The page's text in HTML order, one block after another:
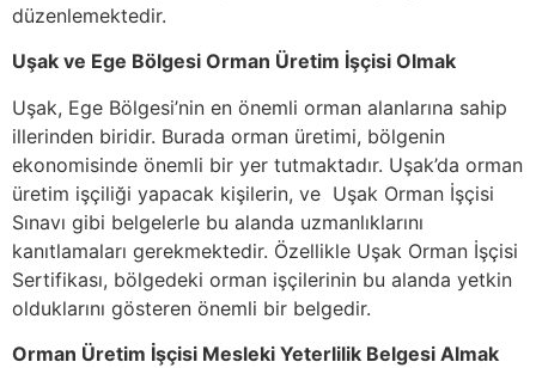
düzenlemektedir.
Uşak ve Ege Bölgesi Orman Üretim İşçisi Olmak
Uşak, Ege Bölgesi’nin en önemli orman alanlarına sahip
illerinden biridir. Burada orman üretimi, bölgenin
ekonomisinde önemli bir yer tutmaktadır. Uşak’da orman
üretim işçiliği yapacak kişilerin, ve Uşak Orman İşçisi
Sınavı gibi belgelerle bu alanda uzmanlıklarını
kanıtlamaları gerekmektedir. Özellikle Uşak Orman İşçisi
Sertifikası, bölgedeki orman işçilerinin bu alanda yetkin
olduklarını gösteren önemli bir belgedir.
Orman Üretim İşçisi Mesleki Yeterlilik Belgesi Almak